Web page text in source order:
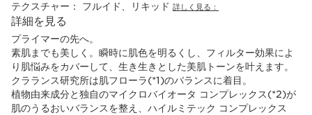
テクスチャー： フルイド、リキッド 詳しく見る：
詳細を見る
プライマーの先へ。
素肌までも美しく。瞬時に肌色を明るくし、フィルター効果によ
り肌悩みをカバーして、生き生きとした美肌トーンを叶えます。
クラランス研究所は肌フローラ(*1)のバランスに着目。
植物由来成分と独自のマイクロバイオータ コンプレックス(*2)が
肌のうるおいバランスを整え、ハイルミテック コンプレックス